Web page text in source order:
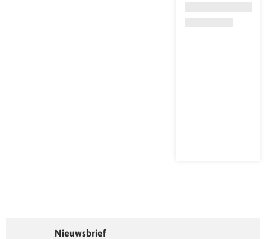
Nieuwsbrief